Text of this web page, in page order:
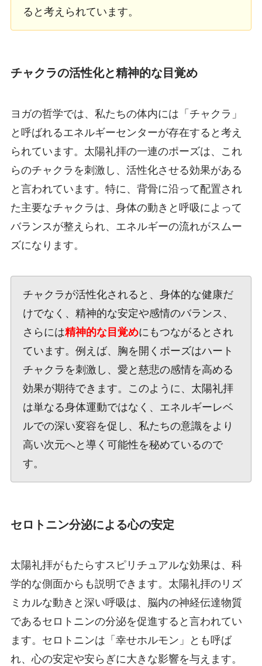
ると考えられています。
チャクラの活性化と精神的な目覚め
ヨガの哲学では、私たちの体内には「チャクラ」
と呼ばれるエネルギーセンターが存在すると考え
られています。太陽礼拝の一連のポーズは、これ
らのチャクラを刺激し、活性化させる効果がある
と言われています。特に、背骨に沿って配置され
た主要なチャクラは、身体の動きと呼吸によって
バランスが整えられ、エネルギーの流れがスムー
ズになります。
チャクラが活性化されると、身体的な健康だ
けでなく、精神的な安定や感情のバランス、
さらには精神的な目覚めにもつながるとされ
ています。例えば、胸を開くポーズはハート
チャクラを刺激し、愛と慈悲の感情を高める
効果が期待できます。このように、太陽礼拝
は単なる身体運動ではなく、エネルギーレベ
ルでの深い変容を促し、私たちの意識をより
高い次元へと導く可能性を秘めているので
す。
セロトニン分泌による心の安定
太陽礼拝がもたらすスピリチュアルな効果は、科
学的な側面からも説明できます。太陽礼拝のリズ
ミカルな動きと深い呼吸は、脳内の神経伝達物質
であるセロトニンの分泌を促進すると言われてい
ます。セロトニンは「幸せホルモン」とも呼ば
れ、心の安定や安らぎに大きな影響を与えます。